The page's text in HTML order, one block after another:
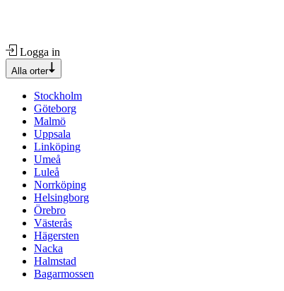
Logga in
Alla orter
Stockholm
Göteborg
Malmö
Uppsala
Linköping
Umeå
Luleå
Norrköping
Helsingborg
Örebro
Västerås
Hägersten
Nacka
Halmstad
Bagarmossen